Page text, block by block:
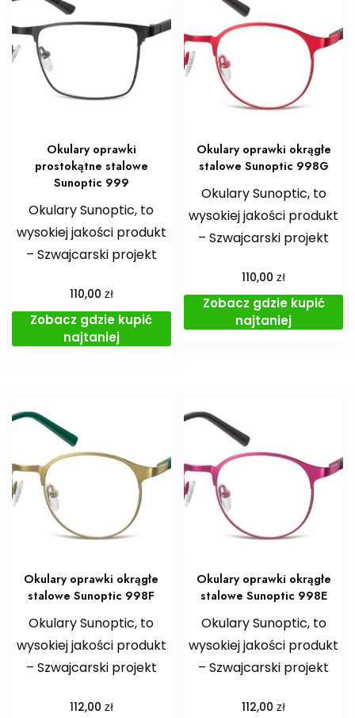
Okulary oprawki
prostokątne stalowe
Sunoptic 999
Okulary Sunoptic, to
wysokiej jakości produkt
– Szwajcarski projekt
110,00 zł
Zobacz gdzie kupić
najtaniej
Okulary oprawki okrągłe
stalowe Sunoptic 998G
Okulary Sunoptic, to
wysokiej jakości produkt
– Szwajcarski projekt
110,00zł
Zobacz gdzie kupić
najtaniej
Okulary oprawki okrągłe
stalowe Sunoptic 998F
Okulary Sunoptic, to
wysokiej jakości produkt
– Szwajcarski projekt
112,00 zł
Okulary oprawki okrągłe
stalowe Sunoptic 998E
Okulary Sunoptic, to
wysokiej jakości produkt
– Szwajcarski projekt
112,00zł